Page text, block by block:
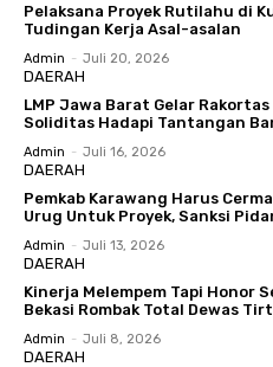
Pelaksana Proyek Rutilahu di
Tudingan Kerja Asal-asalan
Admin - Juli 20, 2026
DAERAH
LMP Jawa Barat Gelar
Soliditas Hadapi Tantangan
Admin - Juli 16, 2026
DAERAH
Pemkab Karawang Harus
Urug Untuk Proyek, Sanksi
Admin - Juli 13, 2026
DAERAH
Kinerja Melempem Tapi Honor
Bekasi Rombak Total Dewas
Admin - Juli 8, 2026
DAERAH